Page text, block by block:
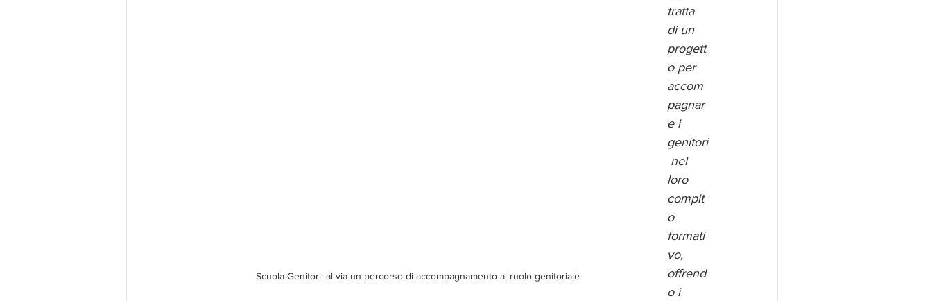
Scuola-Genitori: al via un percorso di accompagnamento al ruolo genitoriale
tratta
di un
progett
o per
accom
pagnar
e i
genitori
nel
loro
compit
o
formati
vo,
offrend
o i